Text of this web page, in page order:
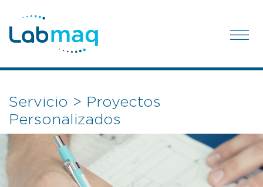
Servicio > Proyectos
Personalizados